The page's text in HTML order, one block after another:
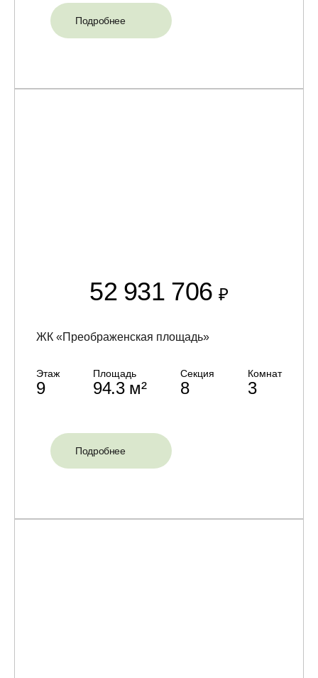
Подробнее
52 931 706₽
ЖК «Преображенская площадь»
Этаж
9
Площадь
94.3 м²
Секция
8
Комнат
3
Подробнее